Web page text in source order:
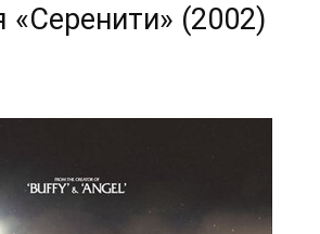
«Серенити» (2002)